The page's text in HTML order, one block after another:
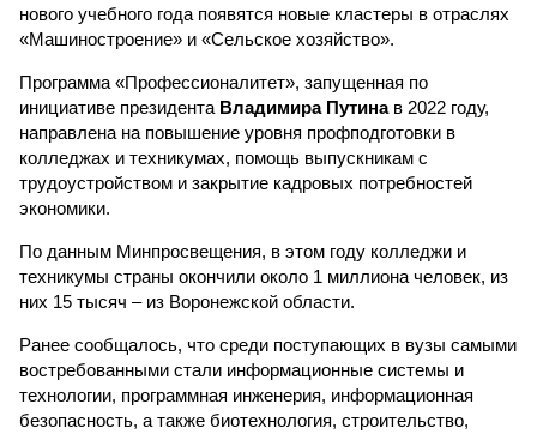
нового учебного года появятся новые кластеры в отраслях
«Машиностроение» и «Сельское хозяйство».
Программа «Профессионалитет», запущенная по
инициативе президента Владимира Путинав 2022 году,
направлена на повышение уровня профподготовки в
колледжах и техникумах, помощь выпускникам с
трудоустройством и закрытие кадровых потребностей
экономики.
По данным Минпросвещения, в этом году колледжи и
техникумы страны окончили около 1 миллиона человек, из
них 15 тысяч – из Воронежской области.
Ранее сообщалось, что среди поступающих в вузы самыми
востребованными стали информационные системы и
технологии, программная инженерия, информационная
безопасность, а также биотехнология, строительство,